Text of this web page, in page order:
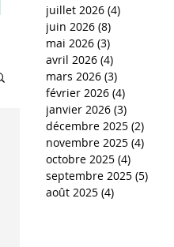
juillet 2026 (4)
juin 2026 (8)
mai 2026 (3)
avril 2026 (4)
mars 2026 (3)
février 2026 (4)
janvier 2026 (3)
décembre 2025 (2)
novembre 2025 (4)
octobre 2025 (4)
septembre 2025 (5)
août 2025 (4)